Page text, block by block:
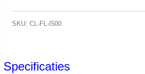
SKU: CL-FL-I500
Specificaties